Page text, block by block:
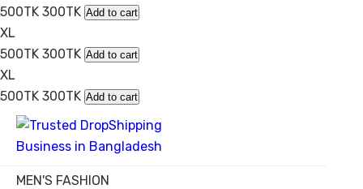
500TK 300TK Add to cart
XL
500TK 300TK Add to cart
XL
500TK 300TK Add to cart
MEN'S FASHION